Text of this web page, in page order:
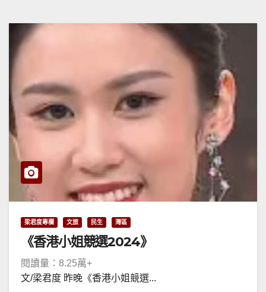
梁君度專欄 文旅 民生 灣區
《香港小姐競選2024》
閱讀量：8.25萬+
文/梁君度 昨晚《香港小姐競選...